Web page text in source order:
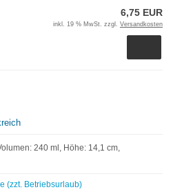
6,75 EUR
inkl. 19 % MwSt. zzgl. Versandkosten
240 ml, Höhe: 14,1 cm,
(zzt. Betriebsurlaub)